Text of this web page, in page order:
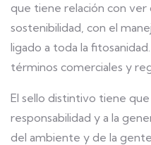
que tiene relación con ver
sostenibilidad, con el
ligado a toda la
términos comerciales y
El sello distintivo tiene
responsabilidad y a la
del ambiente y de la